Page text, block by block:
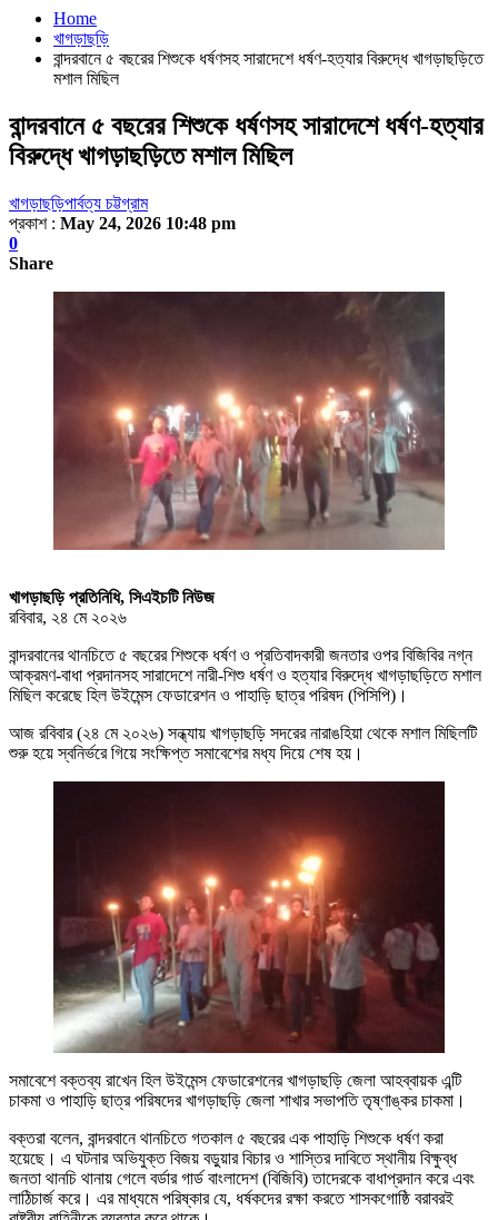
Home
খাগড়াছড়ি
বান্দরবানে ৫ বছরের শিশুকে ধর্ষণসহ সারাদেশে ধর্ষণ-হত্যার বিরুদ্ধে খাগড়াছড়িতে
মশাল মিছিল
বান্দরবানে ৫ বছরের শিশুকে ধর্ষণসহ সারাদেশে ধর্ষণ-হত্যার
বিরুদ্ধে খাগড়াছড়িতে মশাল মিছিল
খাগড়াছড়িপার্বত্য চট্টগ্রাম
প্রকাশ : May 24, 2026 10:48 pm
0
Share
খাগড়াছড়ি প্রতিনিধি, সিএইচটি নিউজ
রবিবার, ২৪ মে ২০২৬
বান্দরবানের থানচিতে ৫ বছরের শিশুকে ধর্ষণ ও প্রতিবাদকারী জনতার ওপর বিজিবির নগ্ন
আক্রমণ-বাধা প্রদানসহ সারাদেশে নারী-শিশু ধর্ষণ ও হত্যার বিরুদ্ধে খাগড়াছড়িতে মশাল
মিছিল করেছে হিল উইমেন্স ফেডারেশন ও পাহাড়ি ছাত্র পরিষদ (পিসিপি)।
আজ রবিবার (২৪ মে ২০২৬) সন্ধ্যায় খাগড়াছড়ি সদরের নারাঙহিয়া থেকে মশাল মিছিলটি
শুরু হয়ে স্বনির্ভরে গিয়ে সংক্ষিপ্ত সমাবেশের মধ্য দিয়ে শেষ হয়।
সমাবেশে বক্তব্য রাখেন হিল উইমেন্স ফেডারেশনের খাগড়াছড়ি জেলা আহব্বায়ক এন্টি
চাকমা ও পাহাড়ি ছাত্র পরিষদের খাগড়াছড়ি জেলা শাখার সভাপতি তৃষ্ণাঙ্কর চাকমা।
বক্তরা বলেন, বান্দরবানে থানচিতে গতকাল ৫ বছরের এক পাহাড়ি শিশুকে ধর্ষণ করা
হয়েছে। এ ঘটনার অভিযুক্ত বিজয় বড়ুয়ার বিচার ও শাস্তির দাবিতে স্থানীয় বিক্ষুব্ধ
জনতা থানচি থানায় গেলে বর্ডার গার্ড বাংলাদেশ (বিজিবি) তাদেরকে বাধাপ্রদান করে এবং
লাঠিচার্জ করে। এর মাধ্যমে পরিষ্কার যে, ধর্ষকদের রক্ষা করতে শাসকগোষ্ঠি বরাবরই